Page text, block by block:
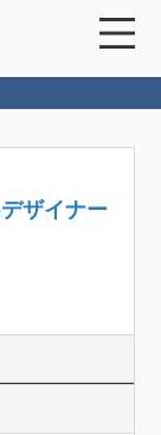
ザイナー